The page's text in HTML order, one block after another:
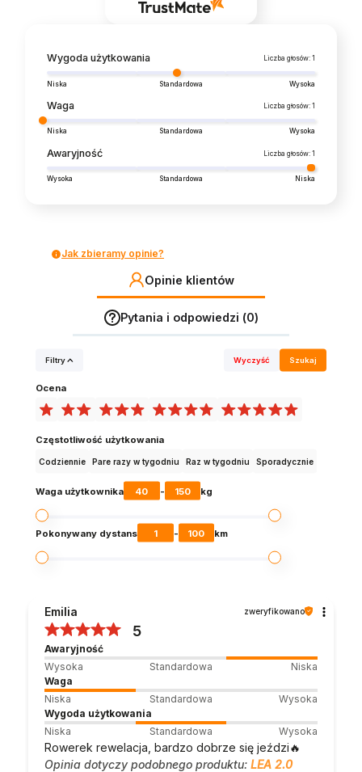
Wygoda użytkowania Liczba głosów: 1
Niska Standardowa Wysoka
Waga Liczba głosów: 1
Niska Standardowa Wysoka
Awaryjność Liczba głosów: 1
Wysoka Standardowa Niska
Jak zbieramy opinie?
Opinie klientów
Pytania i odpowiedzi (0)
Filtry Wyczyść Szukaj
Ocena
Częstotliwość użytkowania
Codziennie Pare razy w tygodniu Raz w tygodniu Sporadycznie
Waga użytkownika 40 - 150 kg
Pokonywany dystans 1 - 100 km
Emilia zweryfikowano
5
Awaryjność
Wysoka
Standardowa
Niska
Waga
Niska
Standardowa
Wysoka
Wygoda użytkowania
Niska
Standardowa Wysoka
Rowerek rewelacja, bardzo dobrze się jeździ🔥
Opinia dotyczy podobnego produktu: LEA 2.0